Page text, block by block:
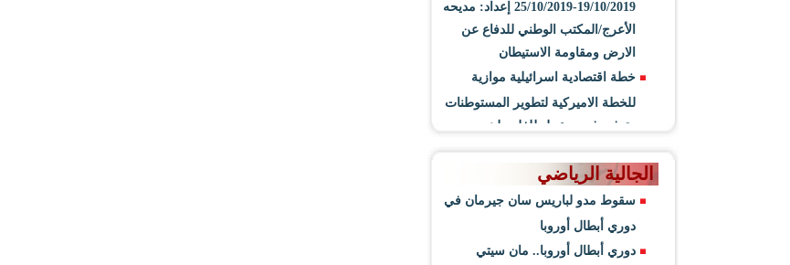
19/10/2019-25/10/2019 إعداد: مديحه
الأعرج/المكتب الوطني للدفاع عن
الارض ومقاومة الاستيطان
خطة اقتصادية اسرائيلية موازية
للخطة الاميركية لتطوير المستوطنات
وتوفير فرص عمل للفلسطينيين
الجالية الرياضي
سقوط مدو لباريس سان جيرمان في
دوري أبطال أوروبا
دوري أبطال أوروبا.. مان سيتي